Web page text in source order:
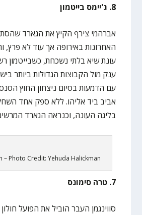
8. ג'יימס בייטמון
אברהמי צירף הקיץ את הגארד
האחרונות באירופה אך עוד לא פרץ,
עונת שיא בלתי נשכחת, כשבייטמון
ענק מול הקבוצות הגדולות ביותר
עם הדמעות בסיום ניצחון החוץ
אביב ביד אליהו. ללא ספק אחד
בליגה העונה, וכנראה הגארד
– Photo Credit: Yehuda Halickman
7. טרה סימונס
סווינגמן העבר הוביל את הפועל